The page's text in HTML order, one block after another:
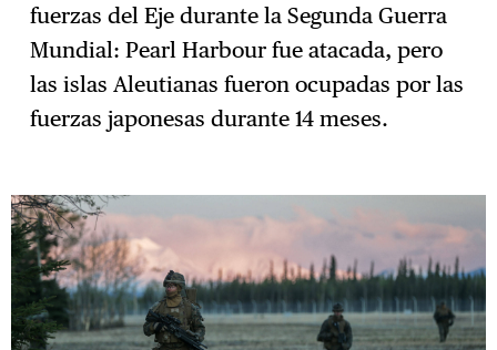
fuerzas del Eje durante la Segunda Guerra
Mundial: Pearl Harbour fue atacada, pero
las islas Aleutianas fueron ocupadas por las
fuerzas japonesas durante 14 meses.